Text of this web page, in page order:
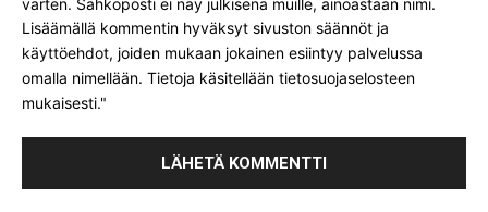
Lisäämällä kommentin hyväksyt sivuston säännöt ja
käyttöehdot, joiden mukaan jokainen esiintyy palvelussa
omalla nimellään. Tietoja käsitellään tietosuojaselosteen
mukaisesti."